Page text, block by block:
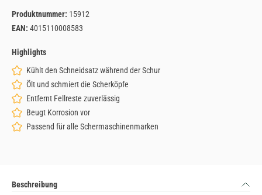
Produktnummer: 15912
EAN: 4015110008583
Highlights
Kühlt den Schneidsatz während der Schur
Ölt und schmiert die Scherköpfe
Entfernt Fellreste zuverlässig
Beugt Korrosion vor
Passend für alle Schermaschinenmarken
Beschreibung